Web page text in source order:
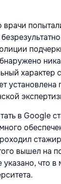
характер
установлена
в Google
вышел на
что в